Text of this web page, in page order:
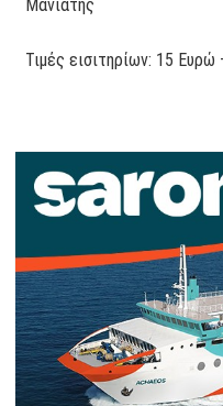
Μανιάτης
Τιμές εισιτηρίων: 15